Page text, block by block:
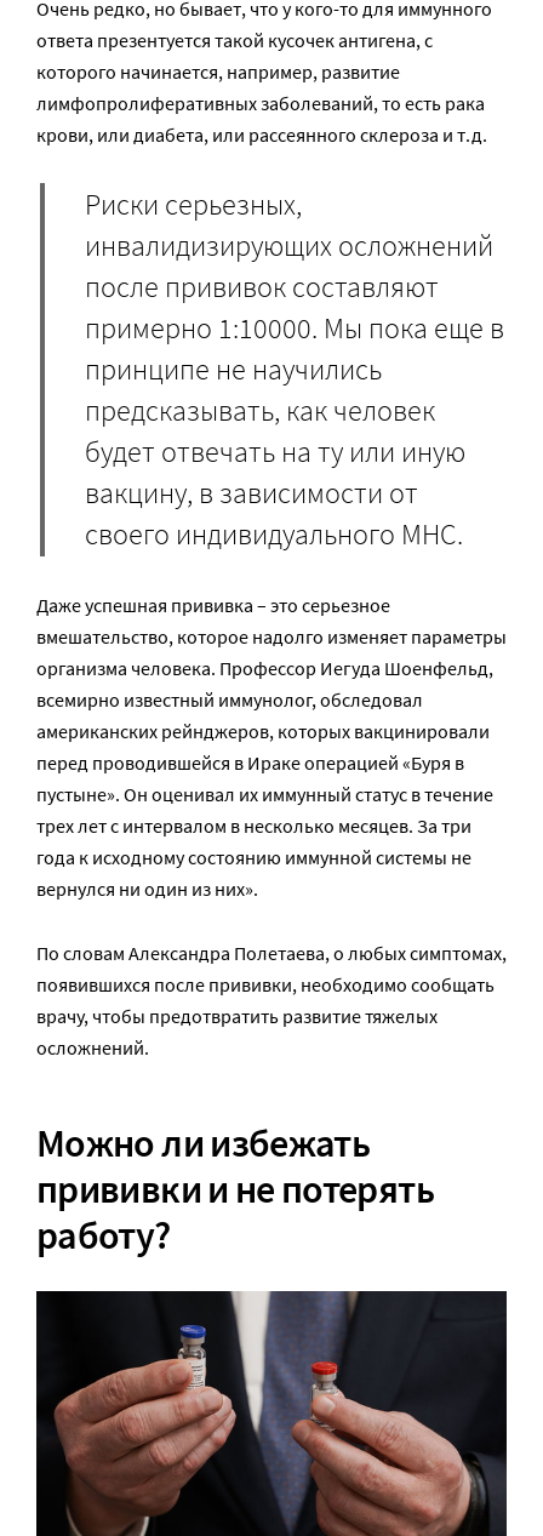
Очень редко, но бывает, что у кого-то для иммунного
ответа презентуется такой кусочек антигена, с
которого начинается, например, развитие
лимфопролиферативных заболеваний, то есть рака
крови, или диабета, или рассеянного склероза и т.д.
Риски серьезных,
инвалидизирующих осложнений
после прививок составляют
примерно 1:10000. Мы пока еще в
принципе не научились
предсказывать, как человек
будет отвечать на ту или иную
вакцину, в зависимости от
своего индивидуального MHC.
Даже успешная прививка – это серьезное
вмешательство, которое надолго изменяет параметры
организма человека. Профессор Иегуда Шоенфельд,
всемирно известный иммунолог, обследовал
американских рейнджеров, которых вакцинировали
перед проводившейся в Ираке операцией «Буря в
пустыне». Он оценивал их иммунный статус в течение
трех лет с интервалом в несколько месяцев. За три
года к исходному состоянию иммунной системы не
вернулся ни один из них».
По словам Александра Полетаева, о любых симптомах,
появившихся после прививки, необходимо сообщать
врачу, чтобы предотвратить развитие тяжелых
осложнений.
Можно ли избежать
прививки и не потерять
работу?